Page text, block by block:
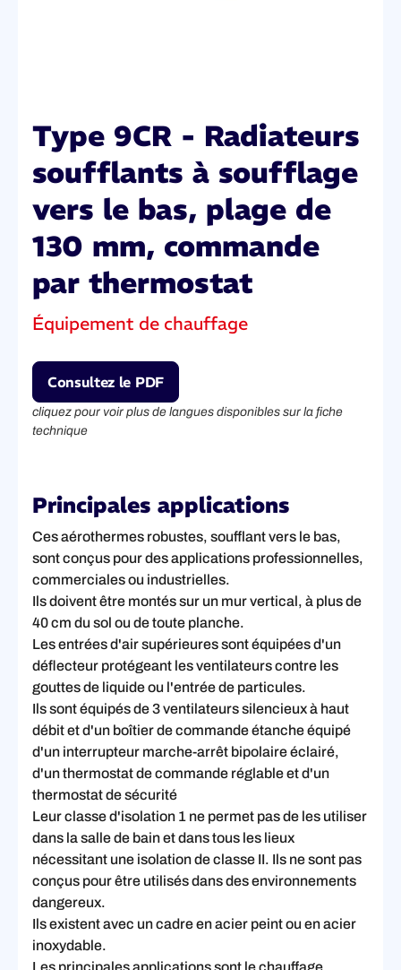
Type 9CR - Radiateurs
soufflants à soufflage
vers le bas, plage de
130 mm, commande
par thermostat
Équipement de chauffage
Consultez le PDF
cliquez pour voir plus de langues disponibles sur la fiche
technique
Principales applications
Ces aérothermes robustes, soufflant vers le bas,
sont conçus pour des applications professionnelles,
commerciales ou industrielles.
Ils doivent être montés sur un mur vertical, à plus de
40 cm du sol ou de toute planche.
Les entrées d'air supérieures sont équipées d'un
déflecteur protégeant les ventilateurs contre les
gouttes de liquide ou l'entrée de particules.
Ils sont équipés de 3 ventilateurs silencieux à haut
débit et d'un boîtier de commande étanche équipé
d'un interrupteur marche-arrêt bipolaire éclairé,
d'un thermostat de commande réglable et d'un
thermostat de sécurité
Leur classe d'isolation 1 ne permet pas de les utiliser
dans la salle de bain et dans tous les lieux
nécessitant une isolation de classe II. Ils ne sont pas
conçus pour être utilisés dans des environnements
dangereux.
Ils existent avec un cadre en acier peint ou en acier
inoxydable.
Les principales applications sont le chauffage